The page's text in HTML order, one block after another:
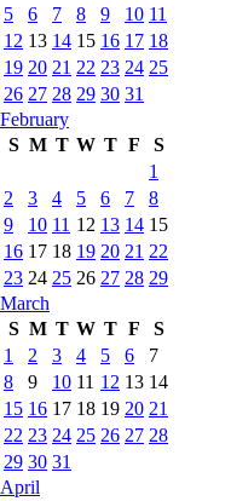
5
6 7 8 9 10 11
12 13 14 15 16 17 18
19 20 21 22 23 24 25
26 27 28 29 30 31
February
S M T W T F
S
1
2
3 4 5 6 7
8
9
10 11 12 13 14 15
16 17 18 19 20 21 22
23 24 25 26 27 28 29
March
S M T W T F
S
1
2 3 4 5 6
7
8
9 10 11 12 13 14
15 16 17 18 19 20 21
22 23 24 25 26 27 28
29 30 31
April